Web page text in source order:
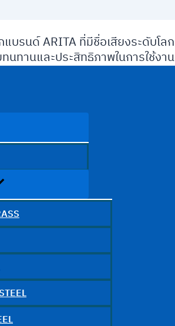
รนด์ ARITA ที่มีชื่อเสียงระดับโลก
นทานและประสิทธิภาพในการใช้งาน